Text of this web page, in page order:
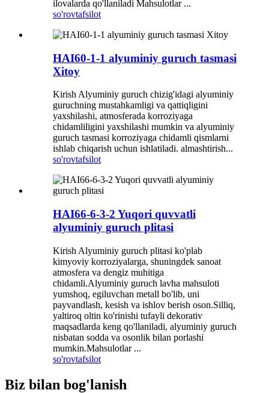
ilovalarda qo'llaniladi Mahsulotlar ...
so'rovtafsilot
HAI60-1-1 alyuminiy guruch tasmasi
Xitoy
Kirish Alyuminiy guruch chizig'idagi alyuminiy
guruchning mustahkamligi va qattiqligini
yaxshilashi, atmosferada korroziyaga
chidamliligini yaxshilashi mumkin va alyuminiy
guruch tasmasi korroziyaga chidamli qismlarni
ishlab chiqarish uchun ishlatiladi. almashtirish...
so'rovtafsilot
HAI66-6-3-2 Yuqori quvvatli
alyuminiy guruch plitasi
Kirish Alyuminiy guruch plitasi ko'plab
kimyoviy korroziyalarga, shuningdek sanoat
atmosfera va dengiz muhitiga
chidamli.Alyuminiy guruch lavha mahsuloti
yumshoq, egiluvchan metall bo'lib, uni
payvandlash, kesish va ishlov berish oson.Silliq,
yaltiroq oltin ko'rinishi tufayli dekorativ
maqsadlarda keng qo'llaniladi, alyuminiy guruch
nisbatan sodda va osonlik bilan porlashi
mumkin.Mahsulotlar ...
so'rovtafsilot
Biz bilan bog'lanish